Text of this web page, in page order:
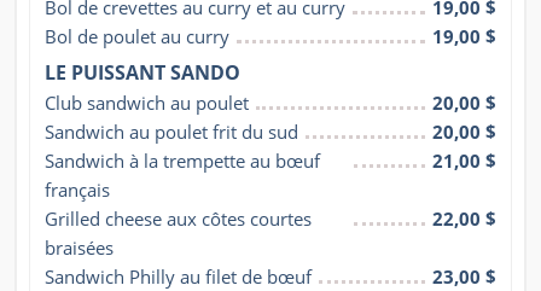
Bol de crevettes au curry et au curry
19,00 $
Bol de poulet au curry
19,00 $
LE PUISSANT SANDO
Club sandwich au poulet
20,00 $
Sandwich au poulet frit du sud
20,00 $
Sandwich à la trempette au bœuf
français
21,00 $
Grilled cheese aux côtes courtes
braisées
22,00 $
Sandwich Philly au filet de bœuf
23,00 $